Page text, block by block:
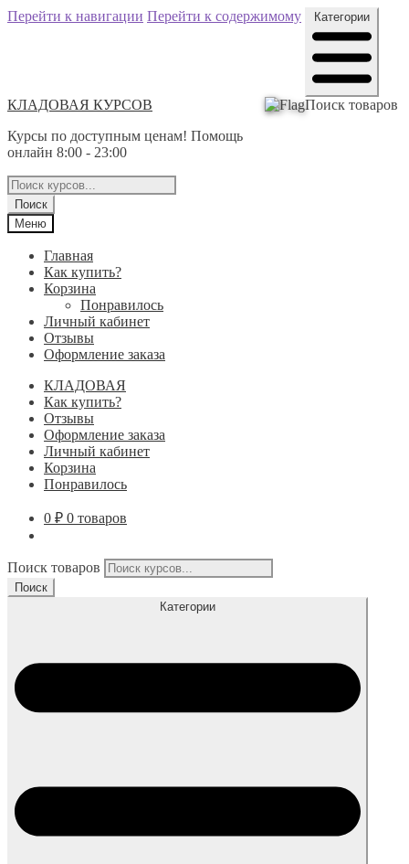
Перейти к навигации Перейти к содержимому
КЛАДОВАЯ КУРСОВ
Курсы по доступным ценам! Помощь
онлайн 8:00 - 23:00
Категории
Поиск товаров
Поиск
Меню
Главная
Как купить?
Корзина
Понравилось
Личный кабинет
Отзывы
Оформление заказа
КЛАДОВАЯ
Как купить?
Отзывы
Оформление заказа
Личный кабинет
Корзина
Понравилось
0 ₽ 0 товаров
Поиск товаров
Поиск
Категории